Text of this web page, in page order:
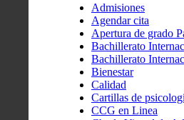
Admisiones
Agendar cita
Apertura de grado
Bachillerato
Bachillerato
Bienestar
Calidad
Cartillas de
CCG en Linea